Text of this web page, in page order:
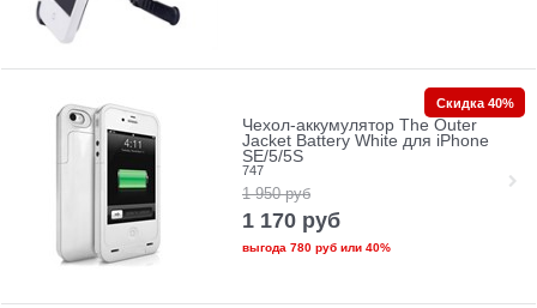
Чехол-аккумулятор The Outer
Jacket Battery White для iPhone
SE/5/5S
747
1 950 руб
1 170 руб
выгода 780 рубили 40%
Скидка 40%